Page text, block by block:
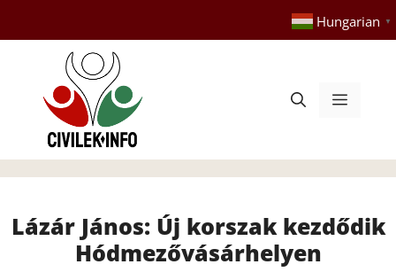
tartalomba
Hungarian ▼
Menü
Lázár János: Új korszak kezdődik
Hódmezővásárhelyen